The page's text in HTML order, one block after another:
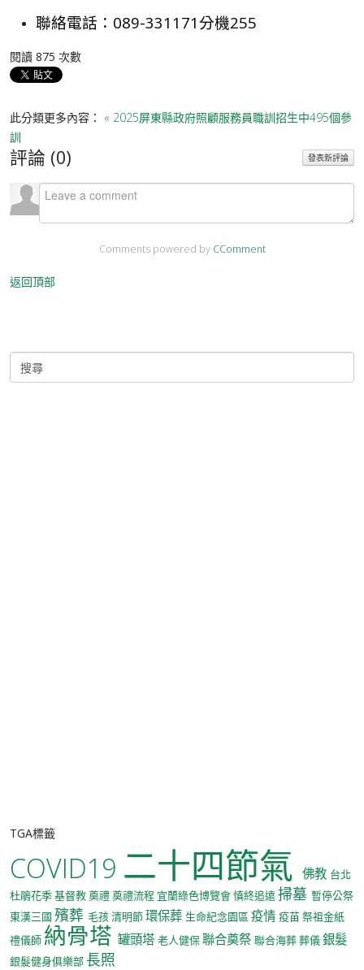
聯絡電話：089-331171分機255
閱讀 875 次數
此分類更多內容： « 2025屏東縣政府照顧服務員職訓招生中495個參
訓
評論 (0) 發表新評論
Comments powered by CComment
返回頂部
TGA標籤
COVID19 二十四節氣 佛教 台北
杜鵑花季基督教奠禮奠禮流程 宜蘭綠色博覽會慎終追遠掃墓 暫停公祭
東漢三國 殯葬 毛孩清明節環保葬 生命紀念園區 疫情 疫苗祭祖金紙
禮儀師 納骨塔 罐頭塔 老人健保聯合奠祭 聯合海葬葬儀銀髮
銀髮健身俱樂部 長照